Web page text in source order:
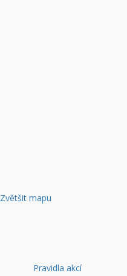
Zvětšit mapu
Pravidla akcí